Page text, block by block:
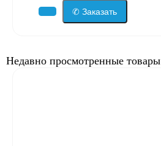
✆ Заказать
Недавно просмотренные товары